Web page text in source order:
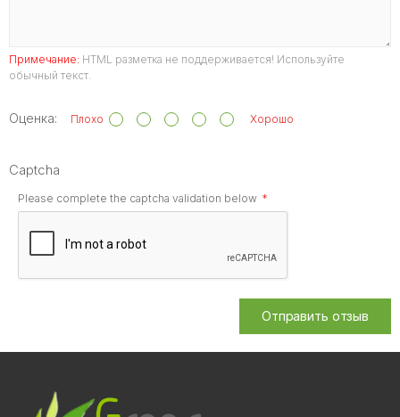
Примечание: HTML разметка не поддерживается! Используйте
обычный текст.
Оценка: Плохо Хорошо
Captcha
Please complete the captcha validation below
Отправить отзыв